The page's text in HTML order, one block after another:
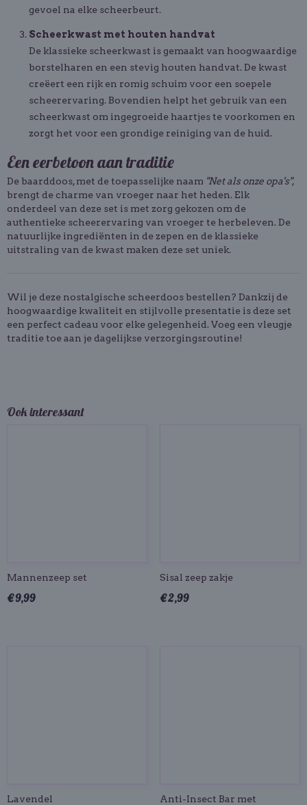
gevoel na elke scheerbeurt.
Scheerkwast met houten handvat
De klassieke scheerkwast is gemaakt van hoogwaardige
borstelharen en een stevig houten handvat. De kwast
creëert een rijk en romig schuim voor een soepele
scheerervaring. Bovendien helpt het gebruik van een
scheerkwast om ingegroeide haartjes te voorkomen en
zorgt het voor een grondige reiniging van de huid.
Een eerbetoon aan traditie
De baarddoos, met de toepasselijke naam "Net als onze opa's",
brengt de charme van vroeger naar het heden. Elk
onderdeel van deze set is met zorg gekozen om de
authentieke scheerervaring van vroeger te herbeleven. De
natuurlijke ingrediënten in de zepen en de klassieke
uitstraling van de kwast maken deze set uniek.
Wil je deze nostalgische scheerdoos bestellen? Dankzij de
hoogwaardige kwaliteit en stijlvolle presentatie is deze set
een perfect cadeau voor elke gelegenheid. Voeg een vleugje
traditie toe aan je dagelijkse verzorgingsroutine!
Ook interessant
Mannenzeep set
€ 9,99
Sisal zeep zakje
€ 2,99
Lavendel
Anti-Insect Bar met